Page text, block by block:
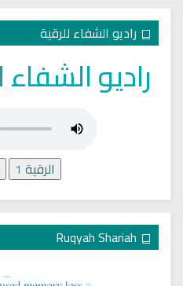
راديو الشفاء للرقية
راديو
الرقية 1